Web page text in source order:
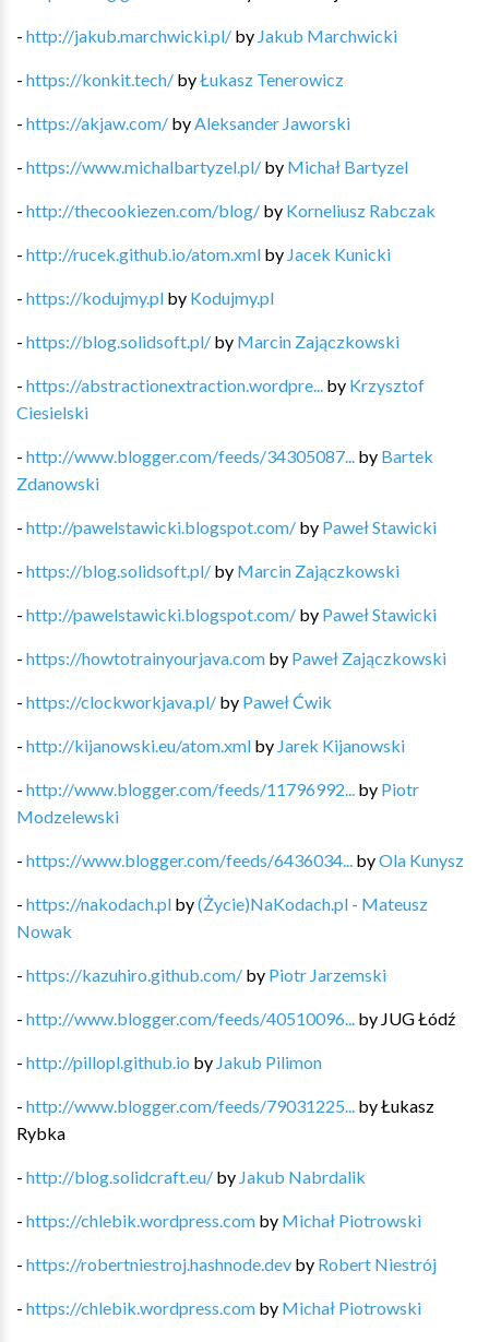
- http://jakub.marchwicki.pl/ by Jakub Marchwicki
- https://konkit.tech/ byŁukasz Tenerowicz
- https://akjaw.com/ by Aleksander Jaworski
- https://www.michalbartyzel.pl/ by Michał Bartyzel
- http://thecookiezen.com/blog/ by Korneliusz Rabczak
- http://rucek.github.io/atom.xml by Jacek Kunicki
- https://kodujmy.pl by Kodujmy.pl
- https://blog.solidsoft.pl/ by Marcin Zajączkowski
- https://abstractionextraction.wordpre... by Krzysztof
Ciesielski
- http://www.blogger.com/feeds/34305087... by Bartek
Zdanowski
- http://pawelstawicki.blogspot.com/ by Paweł Stawicki
- https://blog.solidsoft.pl/ by Marcin Zajączkowski
- http://pawelstawicki.blogspot.com/ by Paweł Stawicki
- https://howtotrainyourjava.com by Paweł Zajączkowski
- https://clockworkjava.pl/ by Paweł Ćwik
- http://kijanowski.eu/atom.xml by Jarek Kijanowski
- http://www.blogger.com/feeds/11796992... by Piotr
Modzelewski
- https://www.blogger.com/feeds/6436034... byOla Kunysz
- https://nakodach.pl by(Życie)NaKodach.pl - Mateusz
Nowak
- https://kazuhiro.github.com/ by Piotr Jarzemski
- http://www.blogger.com/feeds/40510096... by JUG Łódź
- http://pillopl.github.io by Jakub Pilimon
- http://www.blogger.com/feeds/79031225... byŁukasz
Rybka
- http://blog.solidcraft.eu/ by Jakub Nabrdalik
- https://chlebik.wordpress.com by Michał Piotrowski
- https://robertniestroj.hashnode.dev by Robert Niestrój
- https://chlebik.wordpress.com by Michał Piotrowski